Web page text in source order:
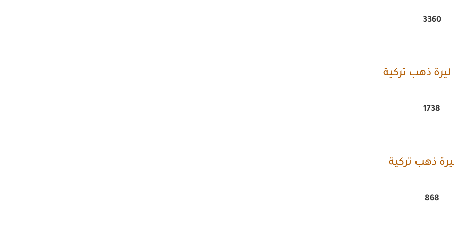
3360
ذهب تركية
1738
ذهب تركية
868